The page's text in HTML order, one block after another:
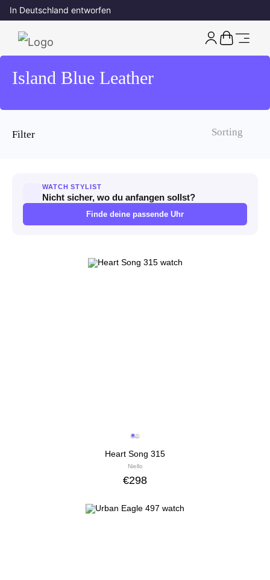
In Deutschland entworfen
Island Blue Leather
Filter
Sortieroption wählen
WATCH STYLIST
Nicht sicher, wo du anfangen sollst?
Finde deine passende Uhr
Heart Song 315
Niello
€298